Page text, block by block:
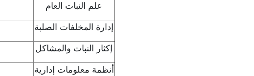
علم النبات العام
إدارة المخلفات الصلبة
إكثار النبات والمشاكل
أنظمة معلومات إدارية